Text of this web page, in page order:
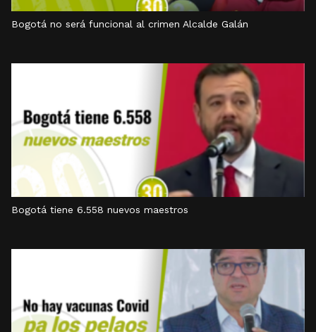
Bogotá no será funcional al crimen Alcalde Galán
Bogotá tiene 6.558 nuevos maestros